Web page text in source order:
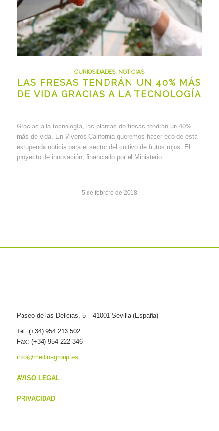
CURIOSIDADES, NOTICIAS
LAS FRESAS TENDRÁN UN 40% MÁS
DE VIDA GRACIAS A LA TECNOLOGÍA
Gracias a la tecnología, las plantas de fresas tendrán un 40%
más de vida. En Viveros California queremos hacer eco de esta
estupenda noticia para el sector del cultivo de frutos rojos. El
proyecto de innovación, financiado por el Ministerio…
5 de febrero de 2018
Paseo de las Delicias, 5 – 41001 Sevilla (España)
Tel. (+34) 954 213 502
Fax: (+34) 954 222 346
info@medinagroup.es
AVISO LEGAL
PRIVACIDAD